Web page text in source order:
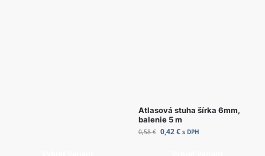
Atlasová stuha šírka 6mm,
balenie 5 m
0,58€ 0,42€ s DPH